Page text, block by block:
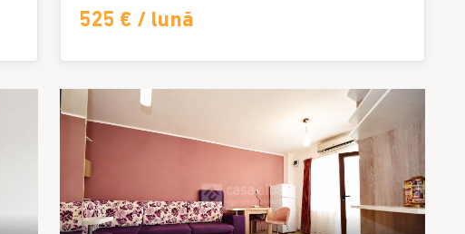
525 € / lună